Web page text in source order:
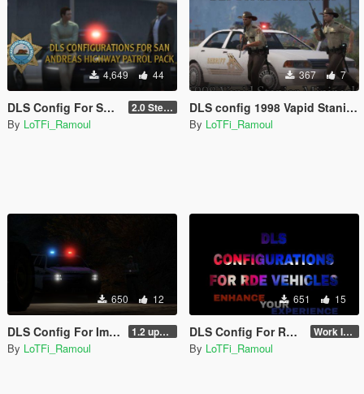
4,649 44
DLS Config For San Andreas Highway Patrol Pack By Nacho 2.0 Steady Burn
By LoTFi_Ramoul
367 7
DLS config 1998 Vapid Stanier Minipack
By LoTFi_Ramoul
650 12
DLS Config For Improved Park Ranger Granger 1.2 updated
By LoTFi_Ramoul
651 15
DLS Config For RDE 4.1.3 Work In Progress
By LoTFi_Ramoul